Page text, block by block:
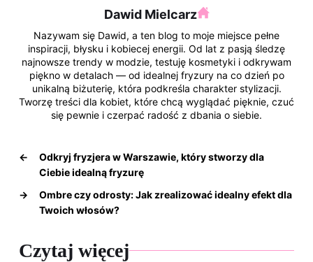
k
Dawid Mielcarz
Nazywam się Dawid, a ten blog to moje miejsce pełne
inspiracji, błysku i kobiecej energii. Od lat z pasją śledzę
najnowsze trendy w modzie, testuję kosmetyki i odkrywam
piękno w detalach — od idealnej fryzury na co dzień po
unikalną biżuterię, która podkreśla charakter stylizacji.
Tworzę treści dla kobiet, które chcą wyglądać pięknie, czuć
się pewnie i czerpać radość z dbania o siebie.
←
Odkryj fryzjera w Warszawie, który stworzy dla
Ciebie idealną fryzurę
→
Ombre czy odrosty: Jak zrealizować idealny efekt dla
Twoich włosów?
Czytaj więcej